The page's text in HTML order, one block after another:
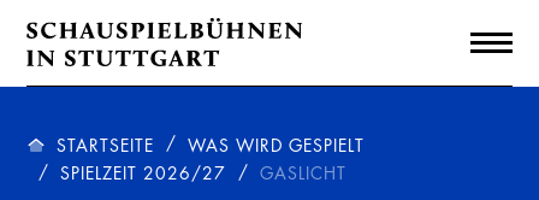
STARTSEITE
WAS WIRD GESPIELT
SPIELZEIT 2026/27
GASLICHT